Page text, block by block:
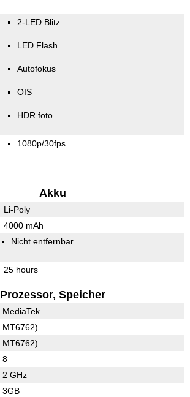
2-LED Blitz
LED Flash
Autofokus
OIS
HDR foto
1080p/30fps
Akku
Li-Poly
4000 mAh
Nicht entfernbar
25 hours
Prozessor, Speicher
MediaTek
MT6762)
MT6762)
8
2 GHz
3GB